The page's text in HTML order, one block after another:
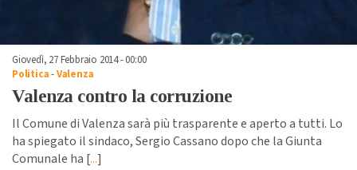
Giovedì, 27 Febbraio 2014 - 00:00
Politica-Valenza
Valenza contro la corruzione
Il Comune di Valenza sarà più trasparente e aperto a tutti. Lo
ha spiegato il sindaco, Sergio Cassano dopo che la Giunta
Comunale ha [...]